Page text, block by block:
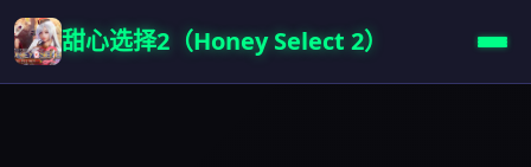
甜心选择2（Honey Select 2）